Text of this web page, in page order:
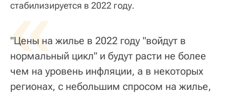
стабилизируется в 2022 году.
«
"Цены на жилье в 2022 году "войдут в
нормальный цикл" и будут расти не более
чем на уровень инфляции, а в некоторых
регионах, с небольшим спросом на жилье,